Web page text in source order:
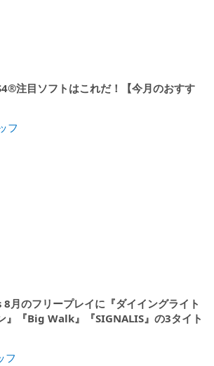
注目ソフトはこれだ！【今月のおすす
フ
のフリープレイに『ダイイングライト
』『Big Walk』『SIGNALIS』の3タイト
フ